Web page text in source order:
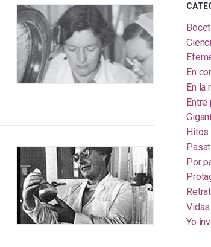
En
En la
Entre
Hitos
Por
Yo